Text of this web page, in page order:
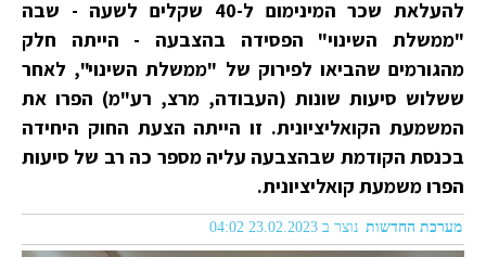
להעלאת שכר המינימום ל-40 שקלים לשעה - שבה
"ממשלת השינוי" הפסידה בהצבעה - הייתה חלק
מהגורמים שהביאו לפירוק של "ממשלת השינוי", לאחר
ששלוש סיעות שונות (העבודה, מרצ, רע"מ) הפרו את
המשמעת הקואליציונית. זו הייתה הצעת החוק היחידה
בכנסת הקודמת שבהצבעה עליה מספר כה רב של סיעות
הפרו משמעת קואליציונית.
מערכת החדשות נוצר ב 23.02.2023 04:02